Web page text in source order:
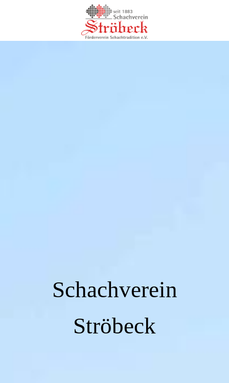
Schachverein
Ströbeck